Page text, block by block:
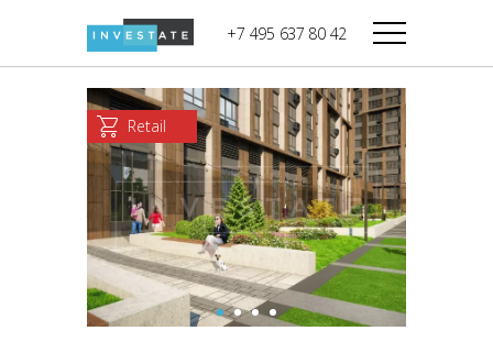
+7 495 637 80 42
Дикси
Верный
Мираторг
Магнолия
В башне
Башня Федерация-II
Запад
Башня Федерация-I
Восток
Город Столиц,
Северный блок
Город Столиц,
Южный блок
Retail